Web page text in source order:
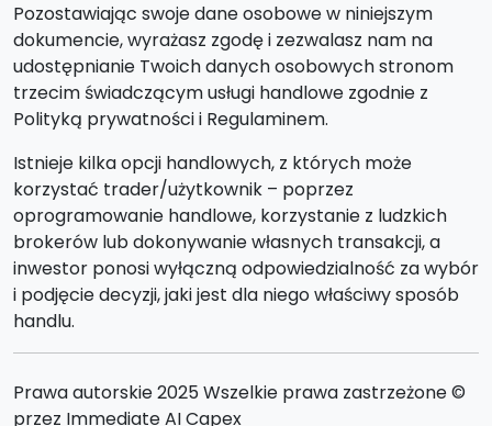
Pozostawiając swoje dane osobowe w niniejszym
dokumencie, wyrażasz zgodę i zezwalasz nam na
udostępnianie Twoich danych osobowych stronom
trzecim świadczącym usługi handlowe zgodnie z
Polityką prywatności i Regulaminem.
Istnieje kilka opcji handlowych, z których może
korzystać trader/użytkownik – poprzez
oprogramowanie handlowe, korzystanie z ludzkich
brokerów lub dokonywanie własnych transakcji, a
inwestor ponosi wyłączną odpowiedzialność za wybór
i podjęcie decyzji, jaki jest dla niego właściwy sposób
handlu.
Prawa autorskie 2025 Wszelkie prawa zastrzeżone ©
przez Immediate AI Capex